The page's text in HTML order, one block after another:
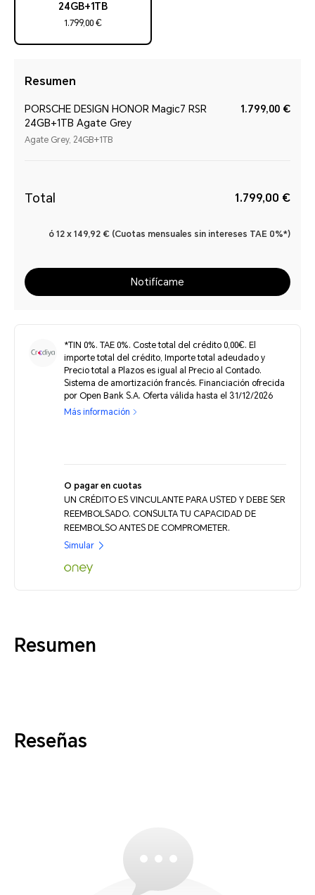
24GB+1TB
1.799,00 €
Resumen
PORSCHE DESIGN HONOR Magic7 RSR
24GB+1TB Agate Grey
Agate Grey, 24GB+1TB
1.799,00 €
Total 1.799,00 €
ó 12 x 149,92 € (Cuotas mensuales sin intereses TAE 0%*)
Notifícame
*TIN 0%. TAE 0%. Coste total del crédito 0,00€. El
importe total del crédito, Importe total adeudado y
Precio total a Plazos es igual al Precio al Contado.
Sistema de amortización francés. Financiación ofrecida
por Open Bank S.A. Oferta válida hasta el 31/12/2026
Más información
O pagar en cuotas
UN CRÉDITO ES VINCULANTE PARA USTED Y DEBE SER
REEMBOLSADO. CONSULTA TU CAPACIDAD DE
REEMBOLSO ANTES DE COMPROMETER.
Simular
Resumen
Reseñas